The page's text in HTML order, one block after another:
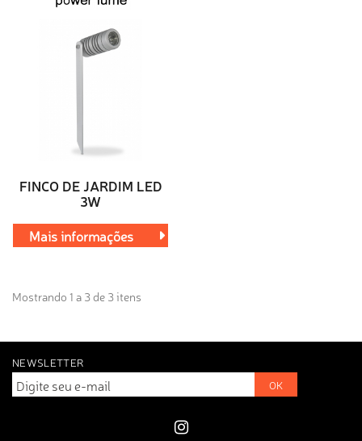
FINCO DE JARDIM LED
3W
Mais informações
Mostrando 1 a 3 de 3 itens
NEWSLETTER
OK